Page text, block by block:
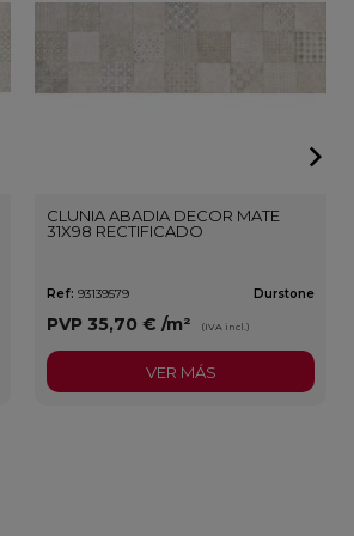
CLUNIA ABADIA DECOR MATE
31X98 RECTIFICADO
Ref: 93139579 Durstone
PVP 35,70 €/m² (IVA incl.)
VER MÁS